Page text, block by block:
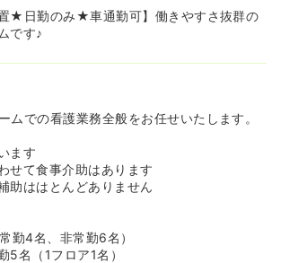
置★日勤のみ★車通勤可】働きやすさ抜群の
です♪
での看護業務全般をお任せいたします。
ます
せて食事介助はあります
助ははとんどありません
勤4名、非常勤6名）
5名（1フロア1名）